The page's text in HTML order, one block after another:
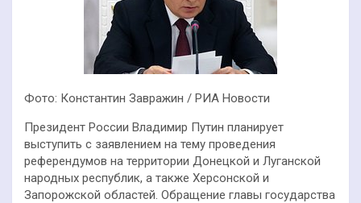
Фото: Константин Завражин / РИА Новости
Президент России Владимир Путин планирует
выступить с заявлением на тему проведения
референдумов на территории Донецкой и Луганской
народных республик, а также Херсонской и
Запорожской областей. Обращение главы государства